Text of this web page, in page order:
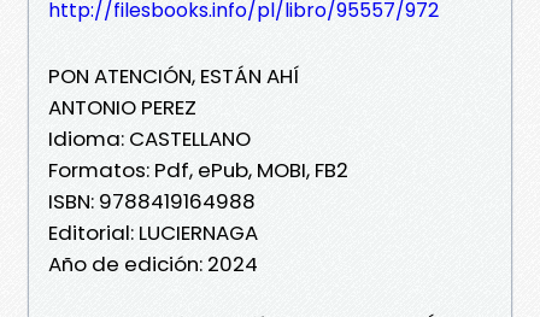
http://filesbooks.info/pl/libro/95557/972
PON ATENCIÓN, ESTÁN AHÍ
ANTONIO PEREZ
Idioma: CASTELLANO
Formatos: Pdf, ePub, MOBI, FB2
ISBN: 9788419164988
Editorial: LUCIERNAGA
Año de edición: 2024